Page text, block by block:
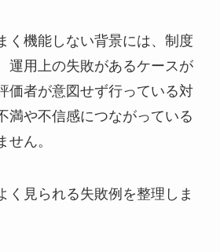
く機能しない背景には、制度
運用上の失敗があるケースが
価者が意図せず行っている対
満や不信感につながっている
せん。
く見られる失敗例を整理しま